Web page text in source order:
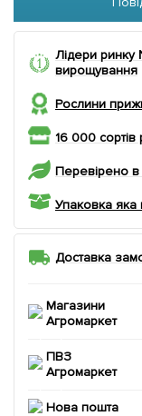
Лідери ринку
вирощування
Рослини
16 000 сортів
Перевірено в
Упаковка яка
Доставка
Магазини
Агромаркет
ПВЗ
Агромаркет
Нова пошта